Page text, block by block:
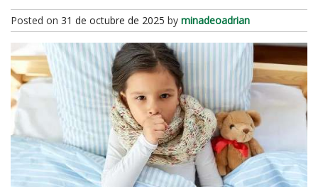
Posted on 31 de octubre de 2025 by minadeoadrian